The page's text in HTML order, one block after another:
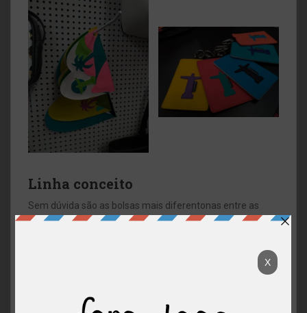
Linha conceito
Sem dúvida são as bolsas mais diferentonas entre as
criações do Gilson. Com formas super lúdicas, as bolsas